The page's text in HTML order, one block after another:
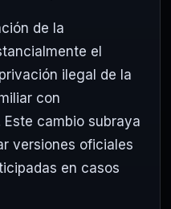
de la
el
ilegal de la
con
cambio subraya
versiones oficiales
en casos